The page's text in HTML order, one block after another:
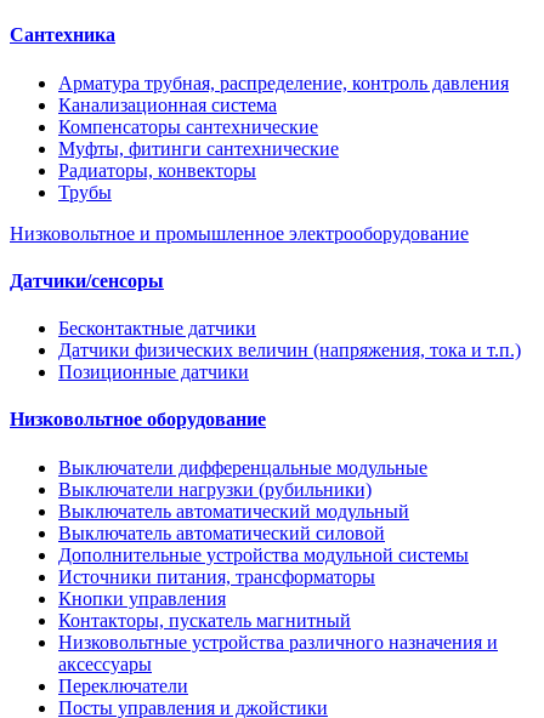
Сантехника
Арматура трубная, распределение, контроль давления
Канализационная система
Компенсаторы сантехнические
Муфты, фитинги сантехнические
Радиаторы, конвекторы
Трубы
Низковольтное и промышленное электрооборудование
Датчики/сенсоры
Бесконтактные датчики
Датчики физических величин (напряжения, тока и т.п.)
Позиционные датчики
Низковольтное оборудование
Выключатели дифференцальные модульные
Выключатели нагрузки (рубильники)
Выключатель автоматический модульный
Выключатель автоматический силовой
Дополнительные устройства модульной системы
Источники питания, трансформаторы
Кнопки управления
Контакторы, пускатель магнитный
Низковольтные устройства различного назначения и
аксессуары
Переключатели
Посты управления и джойстики